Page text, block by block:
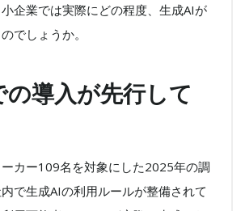
企業では実際にどの程度、生成AIが
でしょうか。
の導入が先行して
カー109名を対象にした2025年の調
で生成AIの利用ルールが整備されて